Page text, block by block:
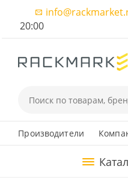
20:00
Производители